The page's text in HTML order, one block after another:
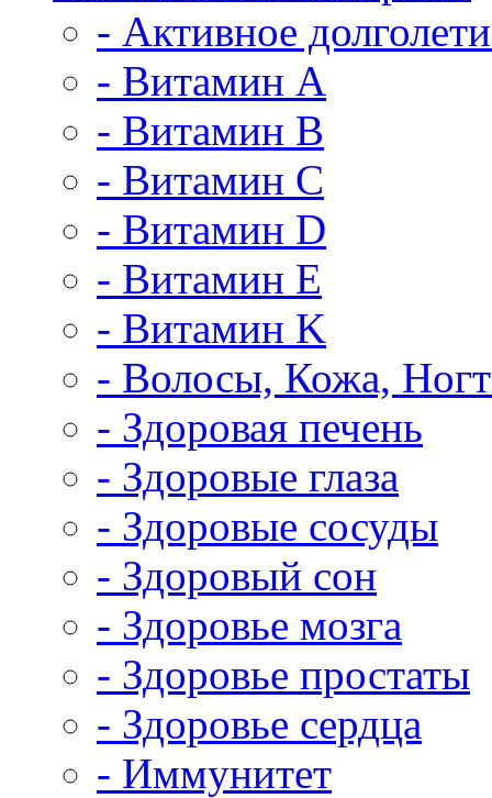
- Активное
- Витамин A
- Витамин B
- Витамин C
- Витамин D
- Витамин E
- Витамин K
- Волосы, Кожа,
- Здоровая печень
- Здоровые глаза
- Здоровые сосуды
- Здоровый сон
- Здоровье мозга
- Здоровье простаты
- Здоровье сердца
- Иммунитет